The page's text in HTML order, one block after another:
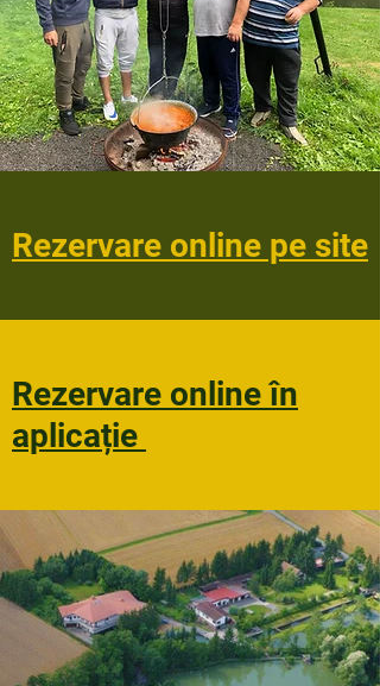
Rezervare online pe site
Rezervare online în
aplicație